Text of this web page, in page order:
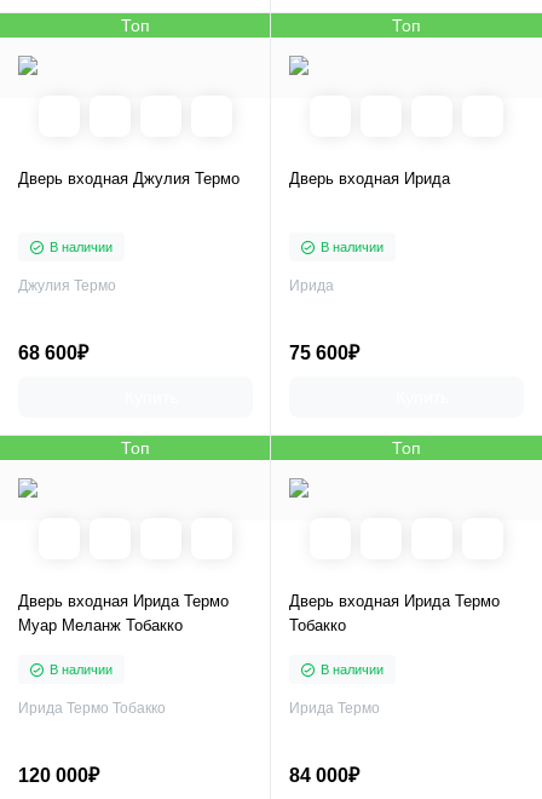
Топ
Дверь входная Джулия Термо
В наличии
Джулия Термо
68 600₽
Топ
Дверь входная Ирида
В наличии
Ирида
75 600₽
Топ
Дверь входная Ирида Термо
Муар Меланж Тобакко
В наличии
Ирида Термо Тобакко
120 000₽
Топ
Дверь входная Ирида Термо
Тобакко
В наличии
Ирида Термо
84 000₽